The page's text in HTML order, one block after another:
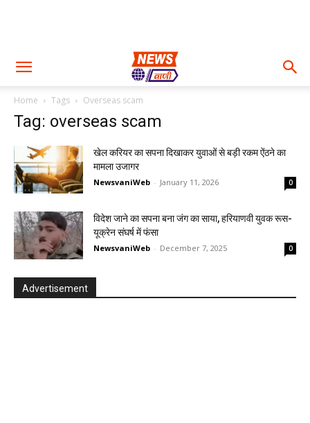
Home Tags Overseas scam
Tag: overseas scam
खेल करियर का सपना दिखाकर युवाओं से बड़ी रकम ऐंठने का
मामला उजागर
NewsvaniWeb - January 11, 2026 0
विदेश जाने का सपना बना जंग का साया, हरियाणवी युवक रूस-
यूक्रेन संघर्ष में फंसा
NewsvaniWeb - December 7, 2025 0
Advertisement